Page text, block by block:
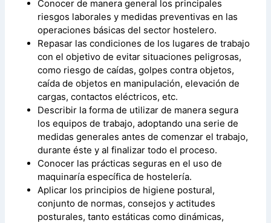
Conocer de manera general los principales
riesgos laborales y medidas preventivas en las
operaciones básicas del sector hostelero.
Repasar las condiciones de los lugares de trabajo
con el objetivo de evitar situaciones peligrosas,
como riesgo de caídas, golpes contra objetos,
caída de objetos en manipulación, elevación de
cargas, contactos eléctricos, etc.
Describir la forma de utilizar de manera segura
los equipos de trabajo, adoptando una serie de
medidas generales antes de comenzar el trabajo,
durante éste y al finalizar todo el proceso.
Conocer las prácticas seguras en el uso de
maquinaría específica de hostelería.
Aplicar los principios de higiene postural,
conjunto de normas, consejos y actitudes
posturales, tanto estáticas como dinámicas,